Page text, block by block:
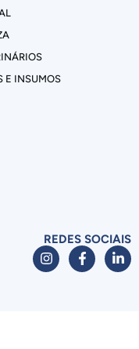
E INSUMOS
REDES SOCIAIS